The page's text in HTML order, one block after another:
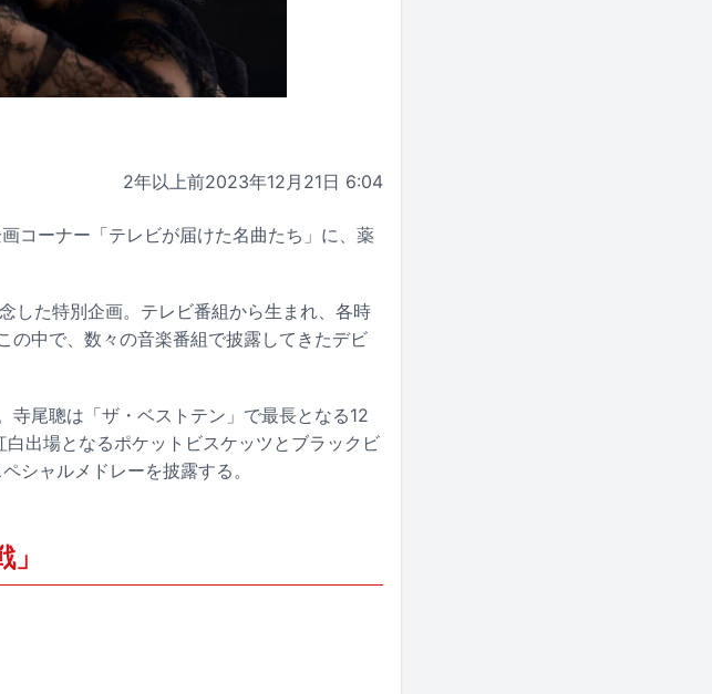
2年以上前2023年12月21日 6:04
コーナー「テレビが届けた名曲たち」に、薬
した特別企画。テレビ番組から生まれ、各時
の中で、数々の音楽番組で披露してきたデビ
寺尾聰は「ザ・ベストテン」で最長となる12
出場となるポケットビスケッツとブラックビ
シャルメドレーを披露する。